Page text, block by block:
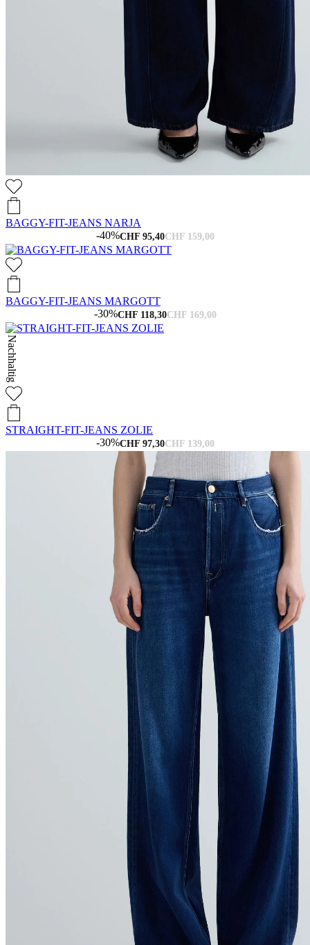
BAGGY-FIT-JEANS NARJA
CHF 159,00
CHF 95,40
-40%
BAGGY-FIT-JEANS MARGOTT
CHF 169,00
CHF 118,30
-30%
Nachhaltig
STRAIGHT-FIT-JEANS ZOLIE
CHF 139,00
CHF 97,30
-30%